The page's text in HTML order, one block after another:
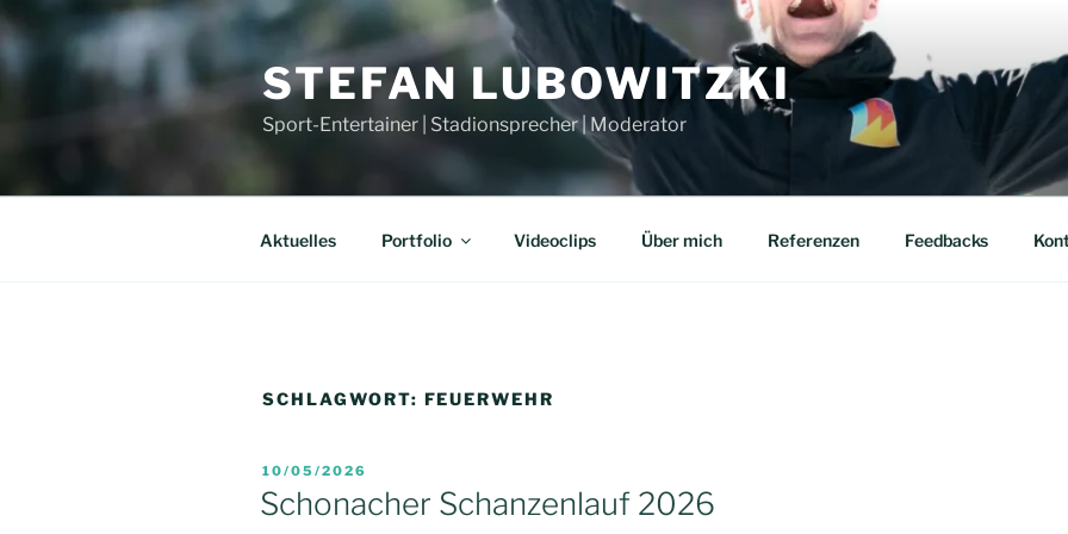
Zum
Inhalt
springen
STEFAN LUBOWITZKI
Sport-Entertainer | Stadionsprecher | Moderator
Aktuelles Portfolio Videoclips Über mich Referenzen Feedbacks
SCHLAGWORT: FEUERWEHR
VERÖFFENTLICHT
AM
10/05/2026
Schonacher Schanzenlauf 2026